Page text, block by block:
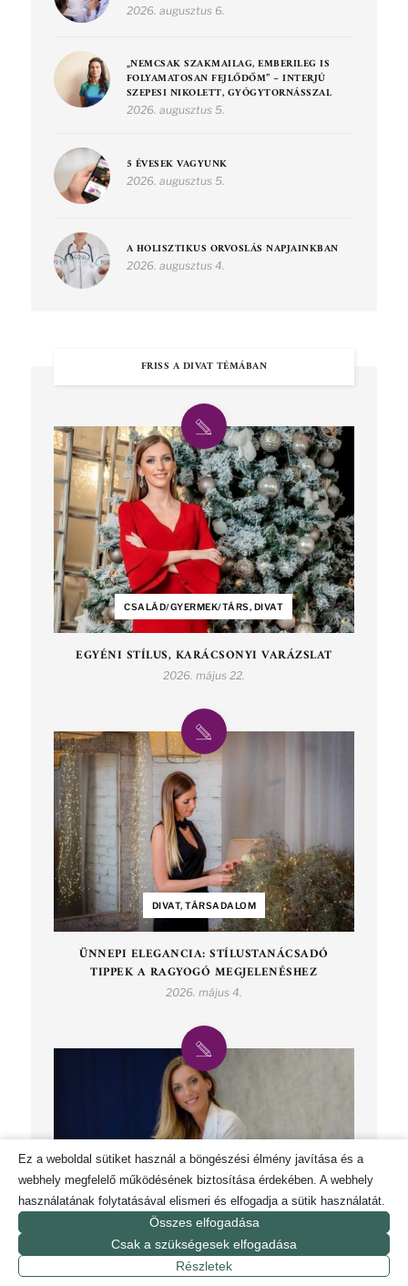
2026. augusztus 6.
„NEMCSAK SZAKMAILAG, EMBERILEG IS
FOLYAMATOSAN FEJLŐDŐM” – INTERJÚ
SZEPESI NIKOLETT, GYÓGYTORNÁSSZAL
2026. augusztus 5.
5 ÉVESEK VAGYUNK
2026. augusztus 5.
A HOLISZTIKUS ORVOSLÁS NAPJAINKBAN
2026. augusztus 4.
FRISS A DIVAT TÉMÁBAN
CSALÁD/GYERMEK/TÁRS, DIVAT
EGYÉNI STÍLUS, KARÁCSONYI VARÁZSLAT
2026. május 22.
DIVAT, TÁRSADALOM
ÜNNEPI ELEGANCIA: STÍLUSTANÁCSADÓ
TIPPEK A RAGYOGÓ MEGJELENÉSHEZ
2026. május 4.
DIVAT
ÜZLETI MEGJELENÉS FRISSÍTÉSE AZ ŐSZI
Ez a weboldal sütiket használ a böngészési élmény javítása és a
webhely megfelelő működésének biztosítása érdekében. A webhely
használatának folytatásával elismeri és elfogadja a sütik használatát.
Összes elfogadása
Csak a szükségesek elfogadása
Részletek